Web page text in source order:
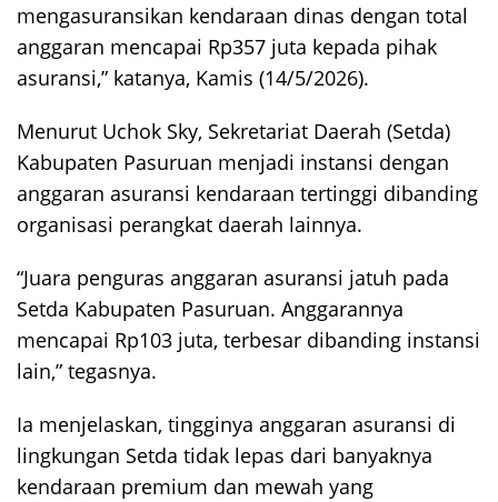
mengasuransikan kendaraan dinas dengan total
anggaran mencapai Rp357 juta kepada pihak
asuransi,” katanya, Kamis (14/5/2026).
Menurut Uchok Sky, Sekretariat Daerah (Setda)
Kabupaten Pasuruan menjadi instansi dengan
anggaran asuransi kendaraan tertinggi dibanding
organisasi perangkat daerah lainnya.
“Juara penguras anggaran asuransi jatuh pada
Setda Kabupaten Pasuruan. Anggarannya
mencapai Rp103 juta, terbesar dibanding instansi
lain,” tegasnya.
Ia menjelaskan, tingginya anggaran asuransi di
lingkungan Setda tidak lepas dari banyaknya
kendaraan premium dan mewah yang